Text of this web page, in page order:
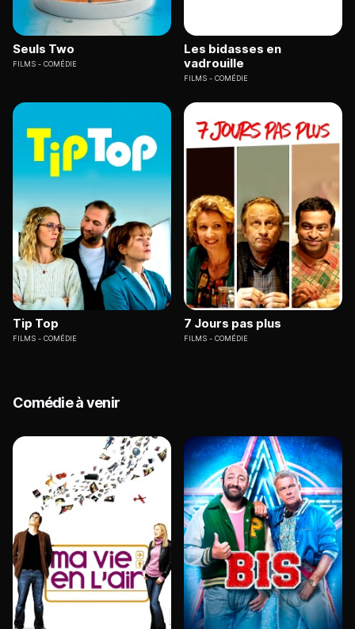
Seuls Two
FILMS COMÉDIE
Les bidasses en
vadrouille
FILMS COMÉDIE
Tip Top
FILMS COMÉDIE
7 Jours pas plus
FILMS COMÉDIE
Comédie à venir